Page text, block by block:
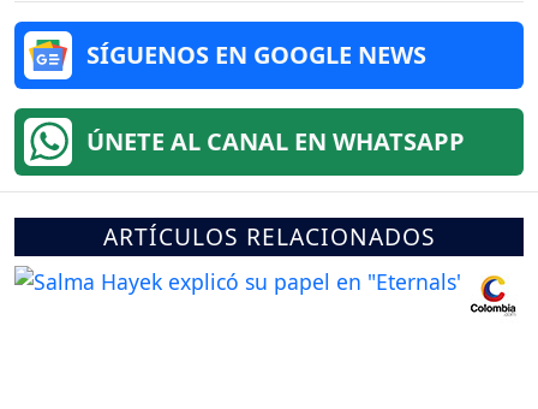
SÍGUENOS EN GOOGLE NEWS
ÚNETE AL CANAL EN WHATSAPP
ARTÍCULOS RELACIONADOS